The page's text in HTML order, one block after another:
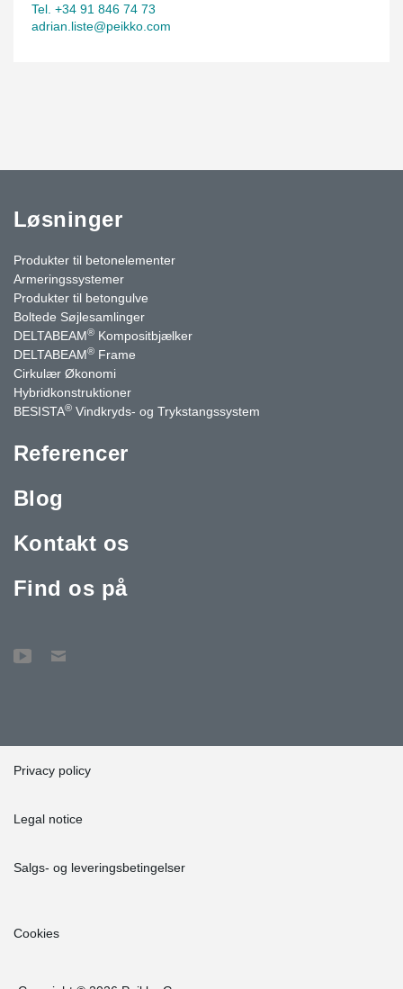
Tel. +34 91 846 74 73
adrian.liste@peikko.com
Løsninger
Produkter til betonelementer
Armeringssystemer
Produkter til betongulve
Boltede Søjlesamlinger
DELTABEAM® Kompositbjælker
DELTABEAM® Frame
Cirkulær Økonomi
Hybridkonstruktioner
BESISTA® Vindkryds- og Trykstangssystem
Referencer
Blog
Kontakt os
Find os på
Privacy policy
Legal notice
Salgs- og leveringsbetingelser
Cookies